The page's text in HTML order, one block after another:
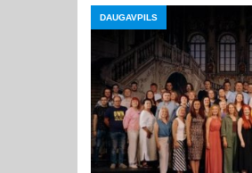
DAUGAVPILS